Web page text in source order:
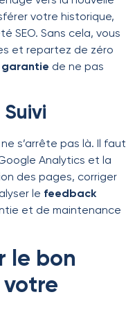
votre historique,
SEO. Sans cela, vous
et repartez de zéro
garantie de ne pas
ne s’arrête pas là. Il faut
Analytics et la
des pages, corriger
le feedback
et de maintenance
le bon